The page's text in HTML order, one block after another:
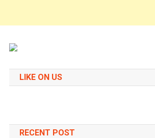
LIKE ON US
RECENT POST